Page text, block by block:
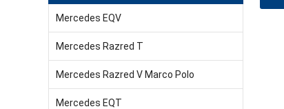
Mercedes EQV
Mercedes Razred T
Mercedes Razred V Marco Polo
Mercedes EQT